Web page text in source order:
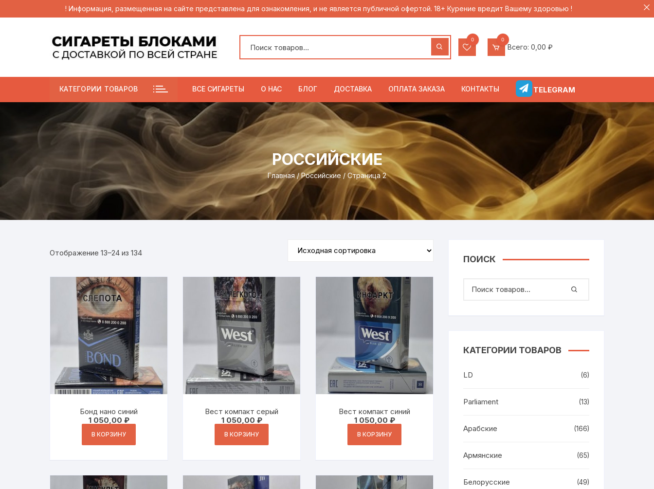
! Информация, размещенная на сайте представлена для ознакомления, и не является публичной офертой. 18+ Курение вредит Вашему здоровью !
0 0
Всего: 0,00 ₽
КАТЕГОРИИ ТОВАРОВ ВСЕ СИГАРЕТЫ О НАС БЛОГ ДОСТАВКА ОПЛАТА ЗАКАЗА КОНТАКТЫ TELEGRAM
РОССИЙСКИЕ
Главная /Российские / Страница 2
Отображение 13–24 из 134
Бонд нано синий
1 050,00 ₽
В КОРЗИНУ
Вест компакт серый
1 050,00 ₽
В КОРЗИНУ
Вест компакт синий
1 050,00 ₽
В КОРЗИНУ
ПОИСК
КАТЕГОРИИ ТОВАРОВ
LD (6)
Parliament (13)
Арабские (166)
Армянские (65)
Белорусские (49)